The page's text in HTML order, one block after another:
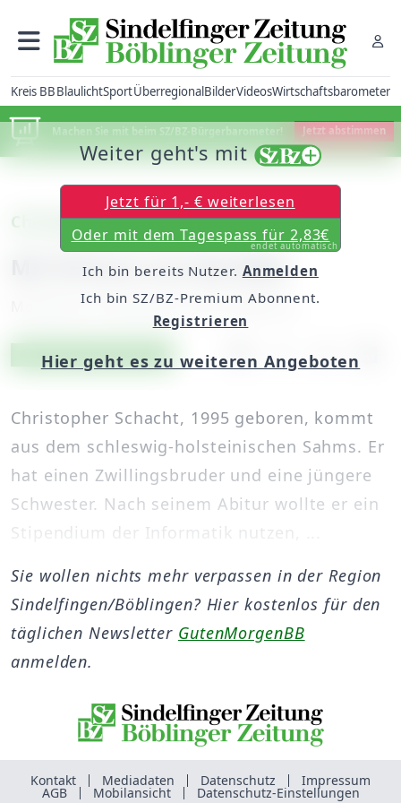
Kreis BBBlaulichtSportÜberregionalBilderVideosWirtschaftsbarometer
Machen Sie mit beim SZ/BZ-Bürgerbarometer! Jetzt abstimmen
Christopher Schacht
Mit 50 Euro um die Welt
Montag, 03. Dezember 2018, 06:00 Uhr
Artikel vorlesen
Exklusiv für Abonnenten
Christopher Schacht, 1995 geboren, kommt
aus dem schleswig-holsteinischen Sahms. Er
hat einen Zwillingsbruder und eine jüngere
Schwester. Nach seinem Abitur wollte er ein
Stipendium der Informatik nutzen, ...
Weiter geht's mit
Jetzt für 1,- € weiterlesen
Oder mit dem Tagespass für 2,83€
endet automatisch
Ich bin bereits Nutzer. Anmelden
Ich bin SZ/BZ-Premium Abonnent.
Registrieren
Hier geht es zu weiteren Angeboten
Sie wollen nichts mehr verpassen in der Region
Sindelfingen/Böblingen? Hier kostenlos für den
täglichen Newsletter GutenMorgenBB
anmelden.
Kontakt Mediadaten Datenschutz Impressum
AGB Mobilansicht Datenschutz-Einstellungen